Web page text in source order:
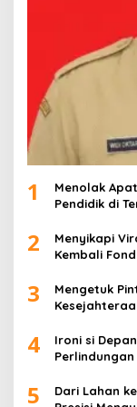
1
Menolak
Pendidik di
2
Menyikapi
Kembali
3
Mengetuk
4
Ironi si
5
Dari Lahan